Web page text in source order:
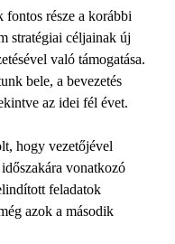
része a korábbi
stratégiai céljainak új
való támogatása.
bele, a bevezetés
az idei fél évet.
hogy vezetőjével
vonatkozó
feladatok
azok a második